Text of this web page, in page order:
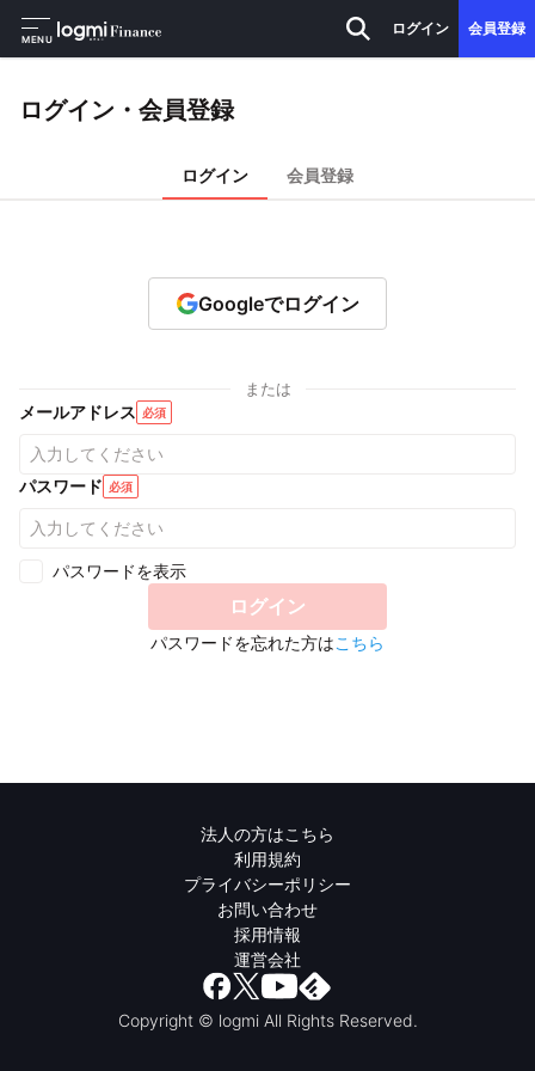
MENU
ログイン 会員登録
ログイン・会員登録
ログイン 会員登録
Googleでログイン
または
メールアドレス 必須
パスワード 必須
パスワードを表示
ログイン
パスワードを忘れた方はこちら
法人の方はこちら
利用規約
プライバシーポリシー
お問い合わせ
採用情報
運営会社
Copyright © logmi All Rights Reserved.